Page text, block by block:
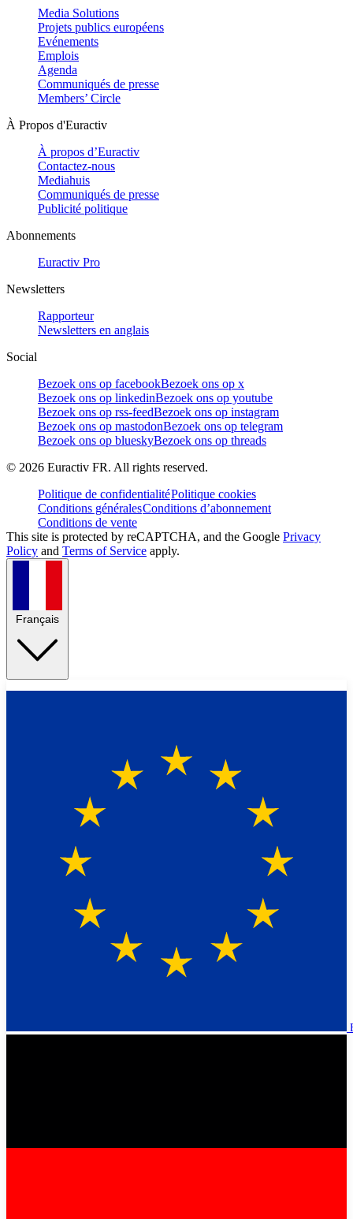
Media Solutions
Projets publics européens
Evénements
Emplois
Agenda
Communiqués de presse
Members’ Circle
À Propos d'Euractiv
À propos d’Euractiv
Contactez-nous
Mediahuis
Communiqués de presse
Publicité politique
Abonnements
Euractiv Pro
Newsletters
Rapporteur
Newsletters en anglais
Social
Bezoek ons op facebookBezoek ons op x
Bezoek ons op linkedinBezoek ons op youtube
Bezoek ons op rss-feedBezoek ons op instagram
Bezoek ons op mastodonBezoek ons op telegram
Bezoek ons op blueskyBezoek ons op threads
© 2026 Euractiv FR. All rights reserved.
Politique de confidentialitéPolitique cookies
Conditions généralesConditions d’abonnement
Conditions de vente
This site is protected by reCAPTCHA, and the Google Privacy
Policy and Terms of Service apply.
Français